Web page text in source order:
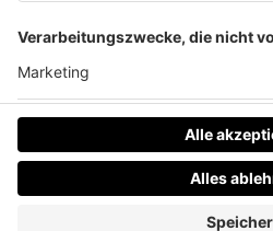
DatenschutzImpressumAGBs